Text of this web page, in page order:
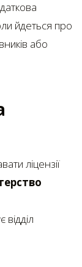
йдеться про
або
ліцензії